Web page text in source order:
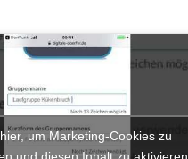
um Marketing-Cookies zu